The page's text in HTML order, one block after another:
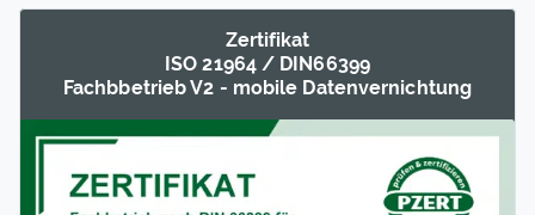
Zertifikat
ISO 21964 / DIN66399
Fachb­betrieb V2 - mobile Daten­vernich­tung